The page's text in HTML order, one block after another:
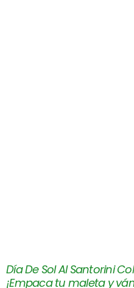
Día De Sol Al Santorini
¡Empaca tu maleta y